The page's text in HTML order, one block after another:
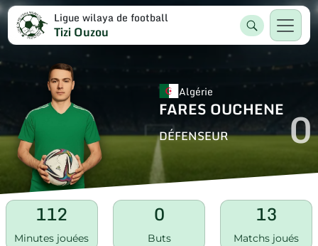
Ligue wilaya de football
Tizi Ouzou
Algérie
FARES OUCHENE
DÉFENSEUR 0
112
Minutes jouées
0
Buts
13
Matchs joués